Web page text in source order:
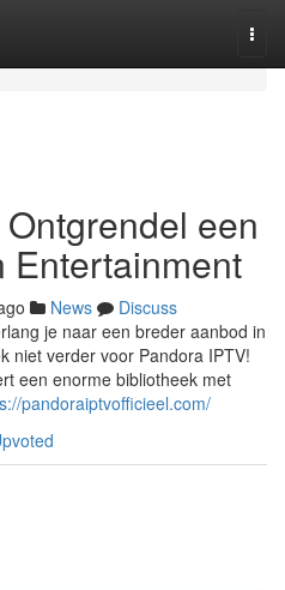
een
Entertainment
News
Discuss
je naar een breder aanbod in
niet verder voor Pandora IPTV!
een enorme bibliotheek met
pandoraiptvofficieel.com/